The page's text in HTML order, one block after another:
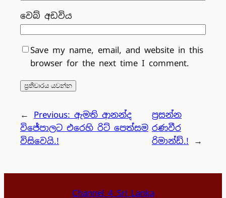
වෙබ් අඩවිය
Save my name, email, and website in this
browser for the next time I comment.
← Previous: ඇමති ආනන්ද
විජේපාලට එරෙහි රිට් පෙත්සම
විසිවෙයි.!
ප්‍රසන්න
රණවීර
රිමාන්ඩ්.!
→
Channel 4 Sri Lanka